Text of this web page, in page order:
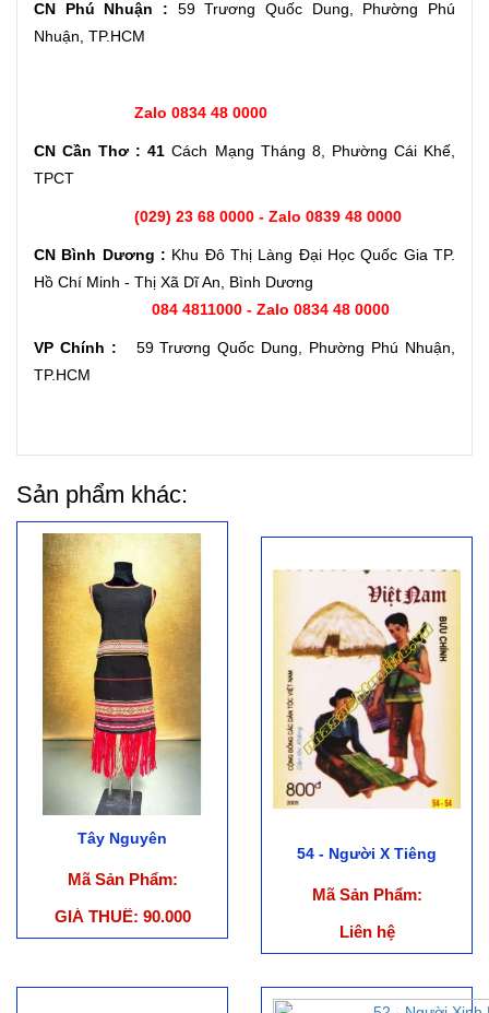
CN Phú Nhuận : 59 Trương Quốc Dung, Phường Phú
Nhuận, TP.HCM
Zalo 0834 48 0000
CN Cần Thơ : 41 Cách Mạng Tháng 8, Phường Cái Khế,
TPCT
(029) 23 68 0000 - Zalo 0839 48 0000
CN Bình Dương : Khu Đô Thị Làng Đại Học Quốc Gia TP.
Hồ Chí Minh - Thị Xã Dĩ An, Bình Dương
084 4811000 - Zalo 0834 48 0000
VP Chính : 59 Trương Quốc Dung, Phường Phú Nhuận,
TP.HCM
Sản phẩm khác:
Tây Nguyên
Mã Sản Phẩm:
GIÁ THUÊ: 90.000
54 - Người X Tiêng
Mã Sản Phẩm:
Liên hệ